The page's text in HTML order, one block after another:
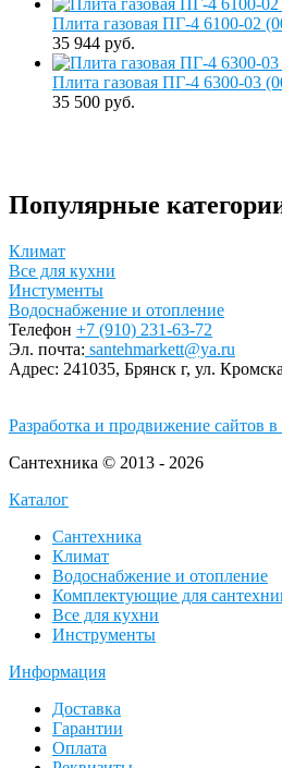
Плита газовая ПГ-4 6100-02
35 944 руб.
Плита газовая ПГ-4 6300-03
35 500 руб.
Популярные
Климат
Все для кухни
Инстументы
Водоснабжение и отопление
Телефон +7 (910) 231-63-72
Эл. почта: santehmarkett@ya.ru
Адрес: 241035, Брянск г, ул.
Разработка и продвижение сайтов в
Сантехника © 2013 - 2026
Каталог
Сантехника
Климат
Водоснабжение и отопление
Комплектующие для
Все для кухни
Инструменты
Информация
Доставка
Гарантии
Оплата